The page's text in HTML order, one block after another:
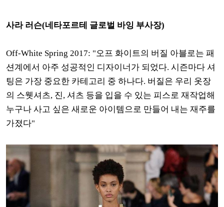
사라 러슨(네타포르테 글로벌 바잉 부사장)
Off-White Spring 2017: "오프 화이트의 버질 아블로는 패
션계에서 아주 성공적인 디자이너가 되었다. 시즌마다 셔
팅은 가장 중요한 카테고리 중 하나다. 버질은 우리 옷장
의 스웻셔츠, 진, 셔츠 등을 입을 수 있는 피스로 재작업해
누구나 사고 싶은 새로운 아이템으로 만들어 내는 재주를
가졌다"